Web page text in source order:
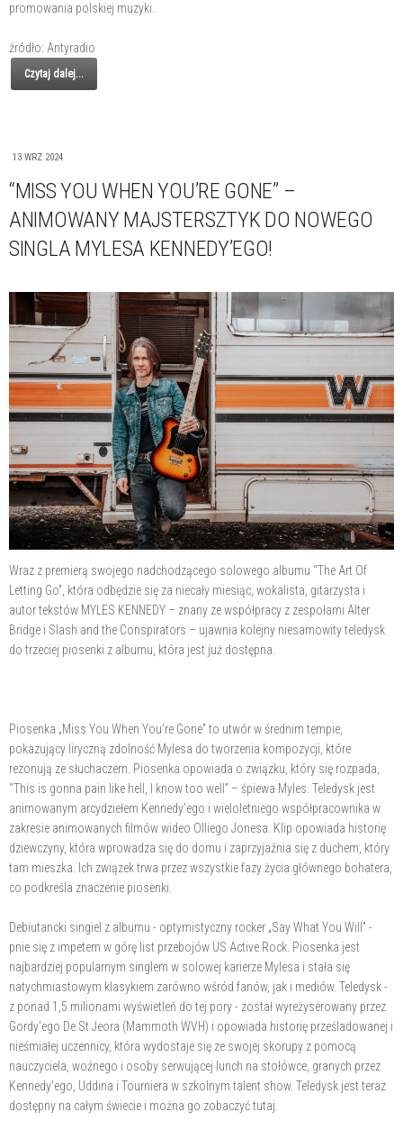
promowania polskiej muzyki.
źródło: Antyradio
Czytaj dalej...
13 WRZ 2024
“MISS YOU WHEN YOU’RE GONE” –
ANIMOWANY MAJSTERSZTYK DO NOWEGO
SINGLA MYLESA KENNEDY’EGO!
Wraz z premierą swojego nadchodzącego solowego albumu “The Art Of
Letting Go”, która odbędzie się za niecały miesiąc, wokalista, gitarzysta i
autor tekstów MYLES KENNEDY – znany ze współpracy z zespołami Alter
Bridge i Slash and the Conspirators – ujawnia kolejny niesamowity teledysk
do trzeciej piosenki z albumu, która jest już dostępna.
Piosenka „Miss You When You’re Gone” to utwór w średnim tempie,
pokazujący liryczną zdolność Mylesa do tworzenia kompozycji, które
rezonują ze słuchaczem. Piosenka opowiada o związku, który się rozpada,
“This is gonna pain like hell, I know too well” – śpiewa Myles. Teledysk jest
animowanym arcydziełem Kennedy’ego i wieloletniego współpracownika w
zakresie animowanych filmów wideo Olliego Jonesa. Klip opowiada historię
dziewczyny, która wprowadza się do domu i zaprzyjaźnia się z duchem, który
tam mieszka. Ich związek trwa przez wszystkie fazy życia głównego bohatera,
co podkreśla znaczenie piosenki.
Debiutancki singiel z albumu - optymistyczny rocker „Say What You Will” -
pnie się z impetem w górę list przebojów US Active Rock. Piosenka jest
najbardziej popularnym singlem w solowej karierze Mylesa i stała się
natychmiastowym klasykiem zarówno wśród fanów, jak i mediów. Teledysk -
z ponad 1,5 milionami wyświetleń do tej pory - został wyreżyserowany przez
Gordy'ego De St Jeora (Mammoth WVH) i opowiada historię prześladowanej i
nieśmiałej uczennicy, która wydostaje się ze swojej skorupy z pomocą
nauczyciela, woźnego i osoby serwującej lunch na stołówce, granych przez
Kennedy'ego, Uddina i Tourniera w szkolnym talent show. Teledysk jest teraz
dostępny na całym świecie i można go zobaczyć tutaj.